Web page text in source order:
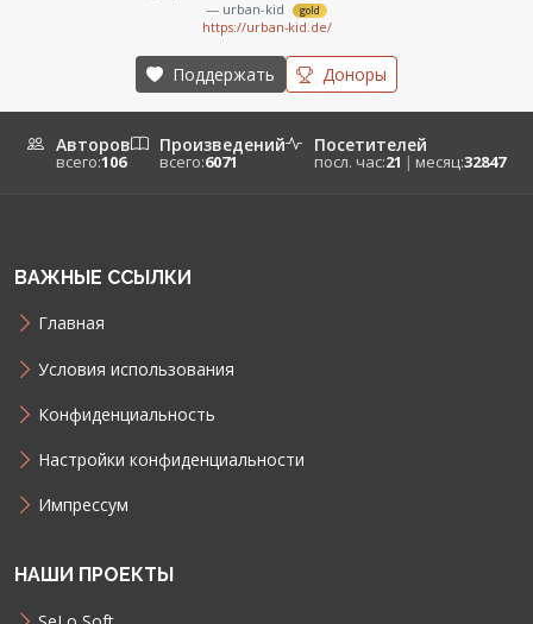
— urban-kid gold
https://urban-kid.de/
Поддержать Доноры
Авторов
всего:106
Произведений
всего:6071
Посетителей
посл. час:21 | месяц:32847
ВАЖНЫЕ ССЫЛКИ
Главная
Условия использования
Конфиденциальность
Настройки конфиденциальности
Импрессум
НАШИ ПРОЕКТЫ